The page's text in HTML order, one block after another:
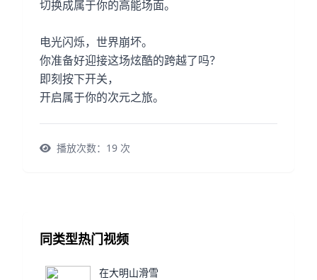
切换成属于你的高能场面。
电光闪烁，世界崩坏。
你准备好迎接这场炫酷的跨越了吗？
即刻按下开关，
开启属于你的次元之旅。
播放次数： 19 次
同类型热门视频
在大明山滑雪